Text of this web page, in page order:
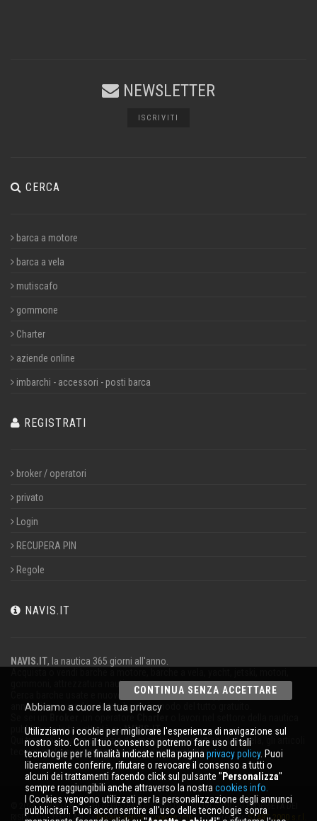
NEWSLETTER
ISCRIVITI
CERCA
barca a motore
barca a vela
mutiscafo
gommone
Charter
aziende online
imbarchi - accessori - posti barca
REGISTRATI
broker / operatori
privato
Login
RECUPERA PIN
Regole
NAVIS.IT
NAVIS.IT, la nautica 365 giorni all'anno.
gommoni, attrezzatura nautica.
Cerca barche usate e nuove nel nostro database oppure pubblica un
annuncio per vendere la tua barca in modo del tutto gratuito.
pubblicizza la tua attività suNAVIS.IT
Qui troverai le ultime notizie dal mondo della nautica, della vela, gli articoli
tecnici; resta aggiornato con la nostra newsletter.
© 2026 NAVIS.IT® LOGHI REGISTRATI E SEGNI DISTINTIVI SONO DI PROPRIETÀ DEI
RISPETTIVI TITOLARI. |Privacy policy |Cookies info| powered by:START 2000 s.r.l.
CONTINUA SENZA ACCETTARE
Abbiamo a cuore la tua privacy
Utilizziamo i cookie per migliorare l'esperienza di navigazione sul
nostro sito. Con il tuo consenso potremo fare uso di tali
tecnologie per le finalità indicate nella pagina privacy policy. Puoi
liberamente conferire, rifiutare o revocare il consenso a tutti o
alcuni dei trattamenti facendo click sul pulsante '' Personalizza''
sempre raggiungibili anche attraverso la nostra cookies info.
I Cookies vengono utilizzati per la personalizzazione degli annunci
pubblicitari. Puoi acconsentire all'uso delle tecnologie sopra